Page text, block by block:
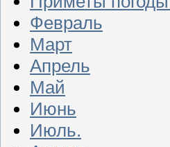
Февраль
Март
Апрель
Май
Июнь
Июль.